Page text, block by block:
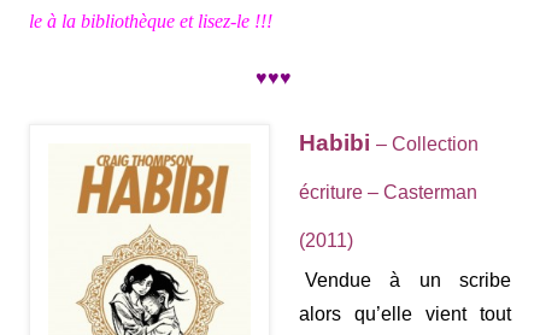
le à la bibliothèque et lisez-le !!!
♥♥♥
Habibi – Collection
écriture – Casterman
(2011)
Vendue à unscribe
alors qu’elle vient tout